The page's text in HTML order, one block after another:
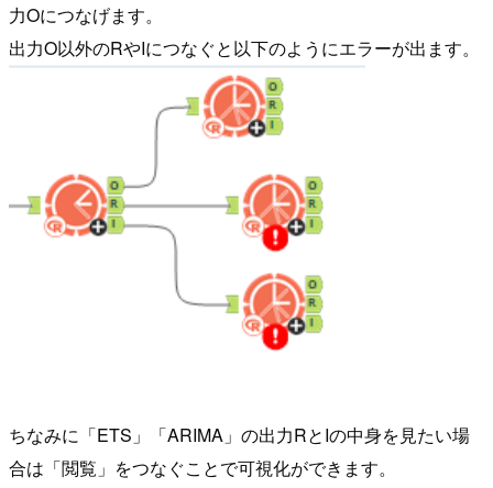
力Oにつなげます。
出力O以外のRやIにつなぐと以下のようにエラーが出ます。
ちなみに「ETS」「ARIMA」の出力RとIの中身を見たい場
合は「閲覧」をつなぐことで可視化ができます。